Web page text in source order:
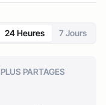
24 Heures 7 Jours
PLUS PARTAGES